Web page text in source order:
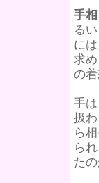
手相
る
に
求
の
手
扱
ら
ら
た